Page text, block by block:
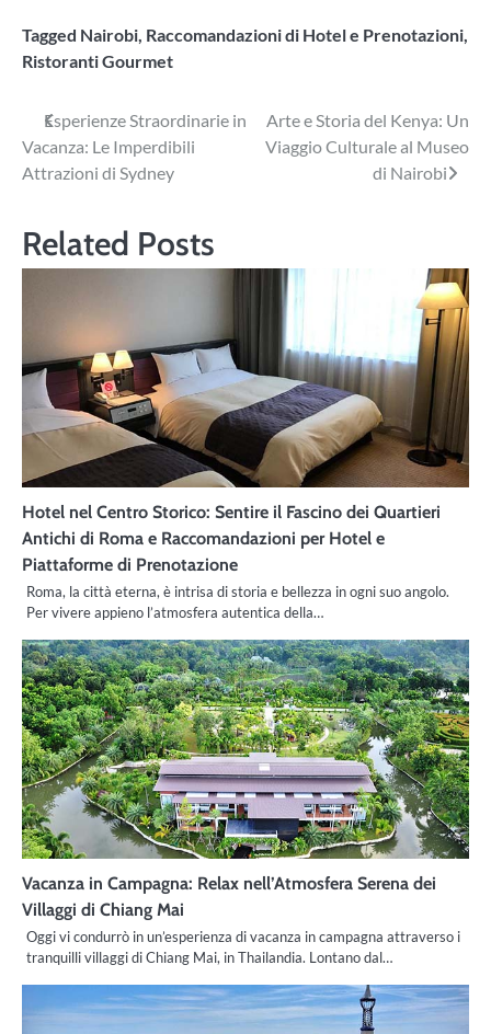
Tagged Nairobi Raccomandazioni di Hotel e Prenotazioni
Ristoranti Gourmet
Navigazione
articoli
Esperienze Straordinarie in
Vacanza: Le Imperdibili
Attrazioni di Sydney
Arte e Storia del Kenya: Un
Viaggio Culturale al Museo
di Nairobi
Related Posts
Hotel nel Centro Storico: Sentire il Fascino dei Quartieri
Antichi di Roma e Raccomandazioni per Hotel e
Piattaforme di Prenotazione
Roma, la città eterna, è intrisa di storia e bellezza in ogni suo angolo.
Per vivere appieno l’atmosfera autentica della…
Vacanza in Campagna: Relax nell’Atmosfera Serena dei
Villaggi di Chiang Mai
Oggi vi condurrò in un’esperienza di vacanza in campagna attraverso i
tranquilli villaggi di Chiang Mai, in Thailandia. Lontano dal…